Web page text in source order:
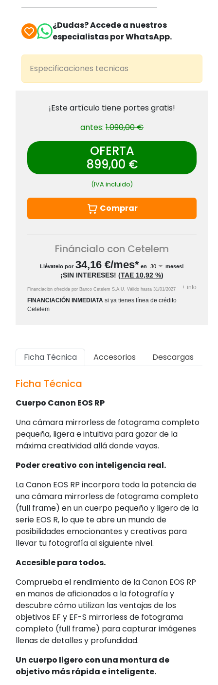
¿Dudas? Accede a nuestros
especialistas por WhatsApp.
Especificaciones tecnicas
¡Este artículo tiene portes gratis!
antes: 1.090,00 €
OFERTA
899,00 €
(IVA incluido)
Comprar
Fináncialo con Cetelem
Llévatelo por 34,16 €/mes* en meses!
¡SIN INTERESES! (TAE 10,92 %)
Financiación ofrecida por Banco Cetelem S.A.U. Válido hasta 31/01/2027 + info
FINANCIACIÓN INMEDIATA si ya tienes línea de crédito
Cetelem
Ficha Técnica Accesorios Descargas
Ficha Técnica
Cuerpo Canon EOS RP
Una cámara mirrorless de fotograma completo
pequeña, ligera e intuitiva para gozar de la
máxima creatividad allá donde vayas.
Poder creativo con inteligencia real.
La Canon EOS RP incorpora toda la potencia de
una cámara mirrorless de fotograma completo
(full frame) en un cuerpo pequeño y ligero de la
serie EOS R, lo que te abre un mundo de
posibilidades emocionantes y creativas para
llevar tu fotografía al siguiente nivel.
Accesible para todos.
Comprueba el rendimiento de la Canon EOS RP
en manos de aficionados a la fotografía y
descubre cómo utilizan las ventajas de los
objetivos EF y EF-S mirrorless de fotograma
completo (full frame) para capturar imágenes
llenas de detalles y profundidad.
Un cuerpo ligero con una montura de
objetivo más rápida e inteligente.